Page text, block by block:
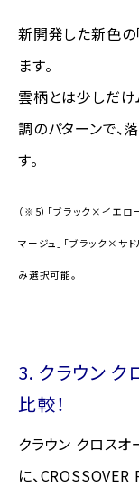
新開発した新色の
ます。
雲柄とは少しだけ
調のパターンで、
す。
（※5）「ブラック×イエロ
マージュ」「ブラック×サド
み選択可能。
3. クラウン ク
比較！
クラウン クロス
に、CROSSOVER